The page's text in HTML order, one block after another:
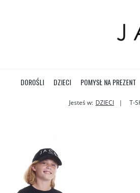
DOROŚLI DZIECI POMYSŁ NA PREZENT
Jesteś w: DZIECI T-